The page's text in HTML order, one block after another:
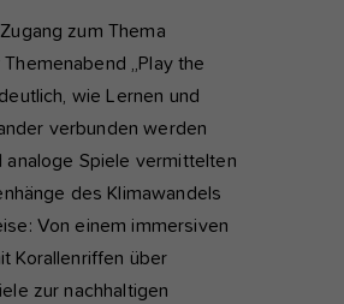
zum Thema
„Play the
wie Lernen und
verbunden werden
analoge Spiele vermittelten
des Klimawandels
Von einem immersiven
Korallenriffen über
zur nachhaltigen